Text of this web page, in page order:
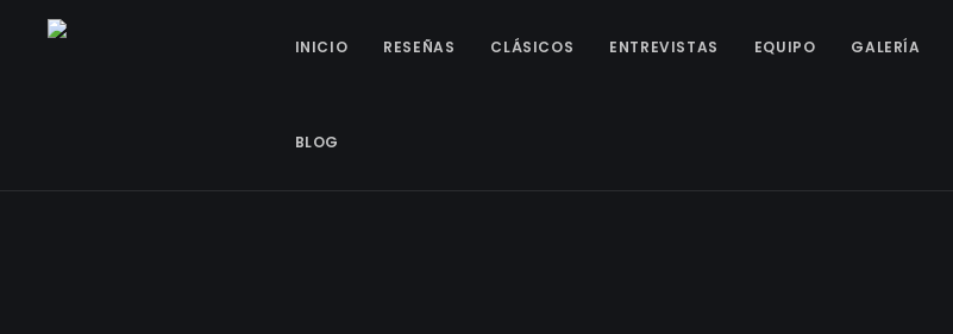
INICIO RESEÑAS CLÁSICOS ENTREVISTAS EQUIPO GALERÍA
BLOG